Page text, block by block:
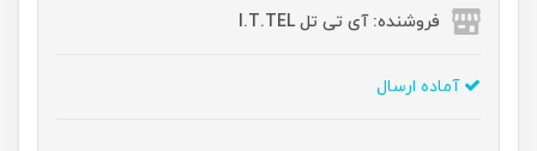
فروشنده: آی تی تل I.T.TEL
آماده ارسال